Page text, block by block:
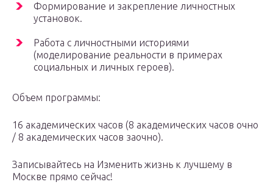
Формирование и закрепление личностных
установок.
Работа с личностными историями
(моделирование реальности в примерах
социальных и личных героев).
Объем программы:
16 академических часов (8 академических часов очно
/ 8 академических часов заочно).
Записывайтесь на Изменить жизнь к лучшему в
Москве прямо сейчас!